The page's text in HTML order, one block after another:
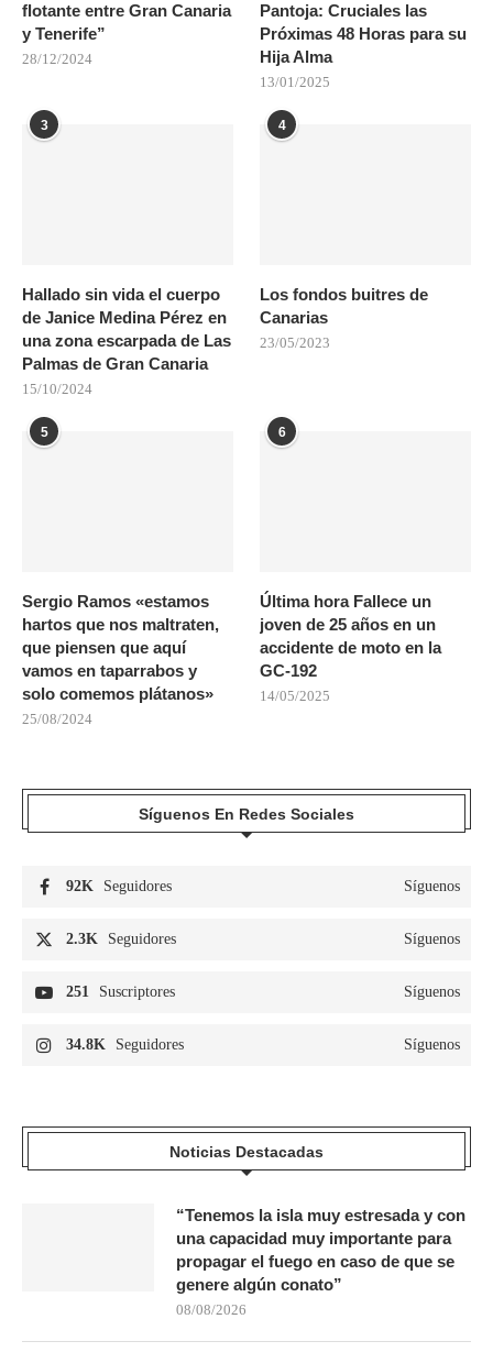
flotante entre Gran Canaria
y Tenerife”
28/12/2024
Pantoja: Cruciales las
Próximas 48 Horas para su
Hija Alma
13/01/2025
3
Hallado sin vida el cuerpo
de Janice Medina Pérez en
una zona escarpada de Las
Palmas de Gran Canaria
15/10/2024
4
Los fondos buitres de
Canarias
23/05/2023
5
Sergio Ramos «estamos
hartos que nos maltraten,
que piensen que aquí
vamos en taparrabos y
solo comemos plátanos»
25/08/2024
6
Última hora Fallece un
joven de 25 años en un
accidente de moto en la
GC-192
14/05/2025
Síguenos En Redes Sociales
92K Seguidores Síguenos
2.3K Seguidores Síguenos
251 Suscriptores Síguenos
34.8K Seguidores Síguenos
Noticias Destacadas
“Tenemos la isla muy estresada y con
una capacidad muy importante para
propagar el fuego en caso de que se
genere algún conato”
08/08/2026